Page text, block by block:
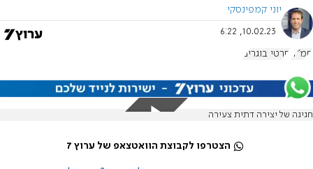
יוני קמפינסקי
10.02.23, 6:22
חמ"ד סרטי בוגרים
חגיגה של יצירה דתית צעירה
הצטרפו לקבוצת הוואטצאפ של ערוץ 7